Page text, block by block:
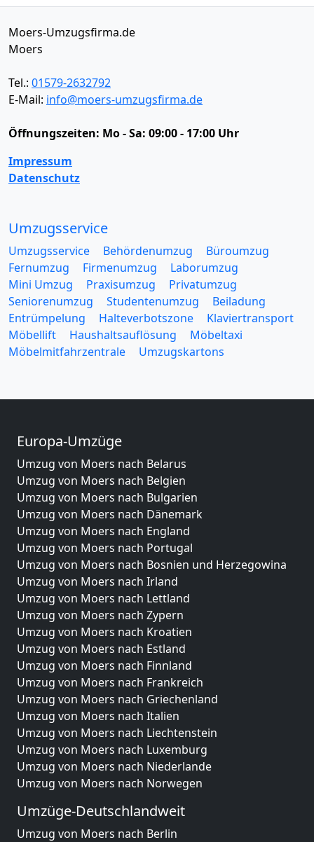
Moers-Umzugsfirma.de
Moers
Tel.: 01579-2632792
E-Mail: info@moers-umzugsfirma.de
Öffnungszeiten: Mo - Sa: 09:00 - 17:00 Uhr
Impressum
Datenschutz
Umzugsservice
Umzugsservice Behördenumzug
Büroumzug
Fernumzug
Firmenumzug
Laborumzug
Mini Umzug
Praxisumzug
Privatumzug
Seniorenumzug
Studentenumzug
Beiladung
Entrümpelung
Halteverbotszone
Klaviertransport
Möbellift
Haushaltsauflösung
Möbeltaxi
Möbelmitfahrzentrale
Umzugskartons
Europa-Umzüge
Umzug von Moers nach Belarus
Umzug von Moers nach Belgien
Umzug von Moers nach Bulgarien
Umzug von Moers nach Dänemark
Umzug von Moers nach England
Umzug von Moers nach Portugal
Umzug von Moers nach Bosnien und Herzegowina
Umzug von Moers nach Irland
Umzug von Moers nach Lettland
Umzug von Moers nach Zypern
Umzug von Moers nach Kroatien
Umzug von Moers nach Estland
Umzug von Moers nach Finnland
Umzug von Moers nach Frankreich
Umzug von Moers nach Griechenland
Umzug von Moers nach Italien
Umzug von Moers nach Liechtenstein
Umzug von Moers nach Luxemburg
Umzug von Moers nach Niederlande
Umzug von Moers nach Norwegen
Umzüge-Deutschlandweit
Umzug von Moers nach Berlin